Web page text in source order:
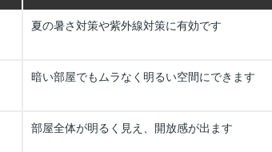
夏の暑さ対策や紫外線対策に有効です
暗い部屋でもムラなく明るい空間にできます
部屋全体が明るく見え、開放感が出ます